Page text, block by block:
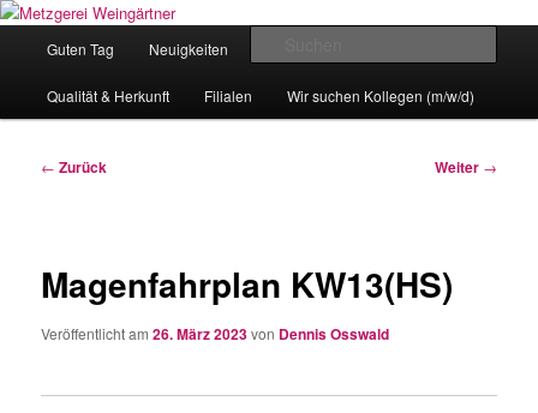
Zum
wechseln
Metzgerei Weingärtner
Eislingens leckere Adresse
Guten Tag Neuigkeiten
Qualität & Herkunft Filialen Wir suchen Kollegen (m/w/d)
Beitragsnavigation
← Zurück Weiter →
Magenfahrplan KW13(HS)
Veröffentlicht am26. März 2023von Dennis Osswald